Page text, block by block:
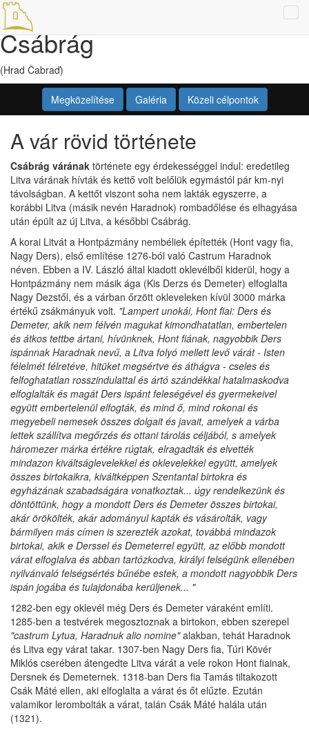
Csábrág
(Hrad Čabraď)
Megközelítése Galéria Közeli célpontok
A vár rövid története
Csábrág várának története egy érdekességgel indul: eredetileg
Litva várának hívták és kettő volt belőlük egymástól pár km-nyi
távolságban. A kettőt viszont soha nem lakták egyszerre, a
korábbi Litva (másik nevén Haradnok) rombadőlése és elhagyása
után épült az új Litva, a későbbi Csábrág.
A korai Litvát a Hontpázmány nembéliek építették (Hont vagy fia,
Nagy Ders), első említése 1276-ból való Castrum Haradnok
néven. Ebben a IV. László által kiadott oklevélből kiderül, hogy a
Hontpázmány nem másik ága (Kis Derzs és Demeter) elfoglalta
Nagy Dezstől, és a várban őrzött okleveleken kívül 3000 márka
értékű zsákmányuk volt. "Lampert unokái, Hont fiai: Ders és
Demeter, akik nem félvén magukat kimondhatatlan, embertelen
és átkos tettbe ártani, hívünknek, Hont fiának, nagyobbik Ders
ispánnak Haradnak nevű, a Litva folyó mellett levő várát - Isten
félelmét félretéve, hitüket megsértve és áthágva - cseles és
felfoghatatlan rosszindulattal és ártó szándékkal hatalmaskodva
elfoglalták és magát Ders ispánt feleségével és gyermekeivel
együtt embertelenül elfogták, és mind ő, mind rokonai és
megyebeli nemesek összes dolgait és javait, amelyek a várba
lettek szállítva megőrzés és ottani tárolás céljából, s amelyek
háromezer márka értékre rúgtak, elragadták és elvették
mindazon kiváltságlevelekkel és oklevelekkel együtt, amelyek
összes birtokaikra, kiváltképpen Szentantal birtokra és
egyházának szabadságára vonatkoztak... úgy rendelkezünk és
döntöttünk, hogy a mondott Ders és Demeter összes birtokai,
akár örökölték, akár adományul kapták és vásárolták, vagy
bármilyen más címen is szerezték azokat, továbbá mindazok
birtokai, akik e Derssel és Demeterrel együtt, az előbb mondott
várat elfoglalva és abban tartózkodva, királyi felségünk ellenében
nyilvánvaló felségsértés bűnébe estek, a mondott nagyobbik Ders
ispán jogába és tulajdonába kerüljenek... "
1282-ben egy oklevél még Ders és Demeter váraként említi.
1285-ben a testvérek megosztoznak a birtokon, ebben szerepel
"castrum Lytua, Haradnuk alio nomine"alakban, tehát Haradnok
és Litva egy várat takar. 1307-ben Nagy Ders fia, Túri Kövér
Miklós cserében átengedte Litva várát a vele rokon Hont fiainak,
Dersnek és Demeternek. 1318-ban Ders fia Tamás tiltakozott
Csák Máté ellen, aki elfoglalta a várat és őt elűzte. Ezután
valamikor lerombolták a várat, talán Csák Máté halála után
(1321).